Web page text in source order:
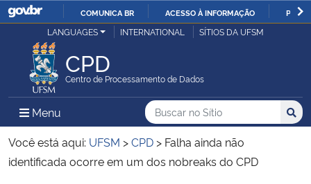
IR
COMUNICA BR ACESSO À INFORMAÇÃO
Ministério da Justiça e Segurança Pública
Ministério da Defesa
Ministério das Relações Exteriores
LANGUAGES INTERNATIONAL SÍTIOS DA UFSM
CPD
Centro de Processamento de Dados
Menu Menu Principal do Sítio
Busca
Buscar no no Sítio
Busca:
Você está aqui: UFSM >CPD > Falha ainda não
identificada ocorre em um dos nobreaks do CPD